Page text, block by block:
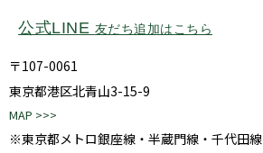
公式LINE 友だち追加はこちら
〒107-0061
東京都港区北青山3-15-9
MAP >>>
※東京都メトロ銀座線・半蔵門線・千代田線